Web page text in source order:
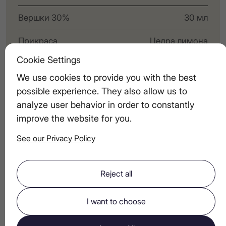
Cookie Settings
We use cookies to provide you with the best
possible experience. They also allow us to
analyze user behavior in order to constantly
improve the website for you.
See our Privacy Policy
Reject all
I want to choose
Вершки 30% 30 мл
Прикраса Цедра лимона
Склянка
РЕЦЕПТ
Охолодіть келих і налийте вермут, горілку
та лікер
/02Додайте вершки в шейкер без льоду
/03 Обережно потрясіть
/04 Акуратно вилийте його зверху хмарою